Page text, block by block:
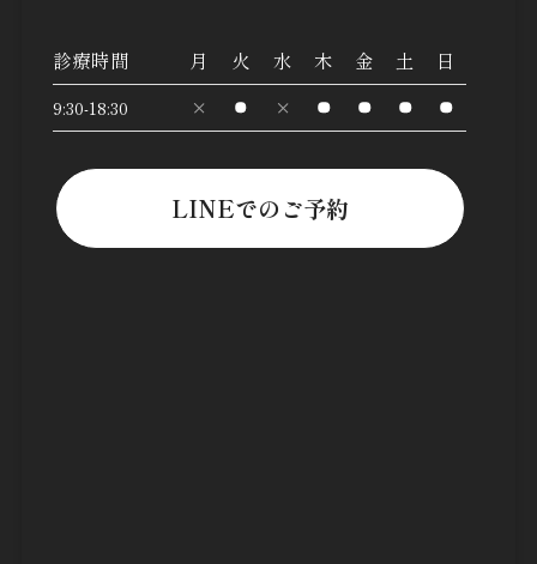
診療時間 月 火 水 木 金 土 日
9:30-18:30
LINEでのご予約